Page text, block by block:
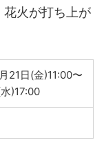
花火が打ち上が
21日(金)11:00〜
)17:00